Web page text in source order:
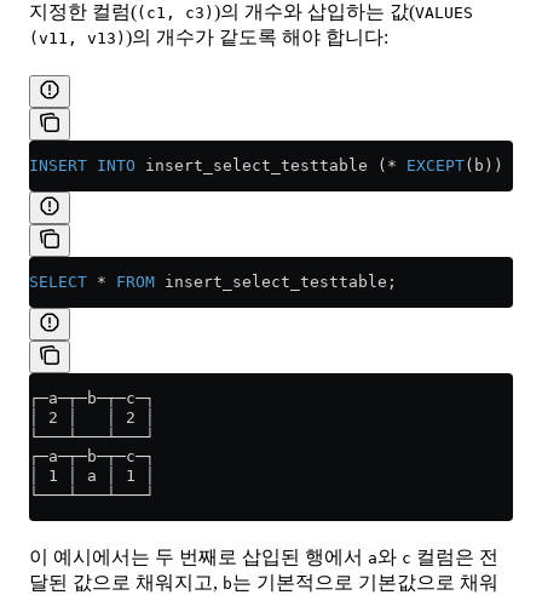
지정한 컬럼((c1, c3) )의 개수와 삽입하는 값(VALUES
(v11, v13) )의 개수가 같도록 해야 합니다:
INSERT INTO insert_select_testtable ( * EXCEPT(b))
SELECT * FROM insert_select_testtable;
┌─a─┬─b─┬─c─┐
│ 2 │   │ 2 │
└───┴───┴───┘
┌─a─┬─b─┬─c─┐
│ 1 │ a │ 1 │
└───┴───┴───┘
이 예시에서는 두 번째로 삽입된 행에서 a와 c 컬럼은 전
달된 값으로 채워지고, b는 기본적으로 기본값으로 채워